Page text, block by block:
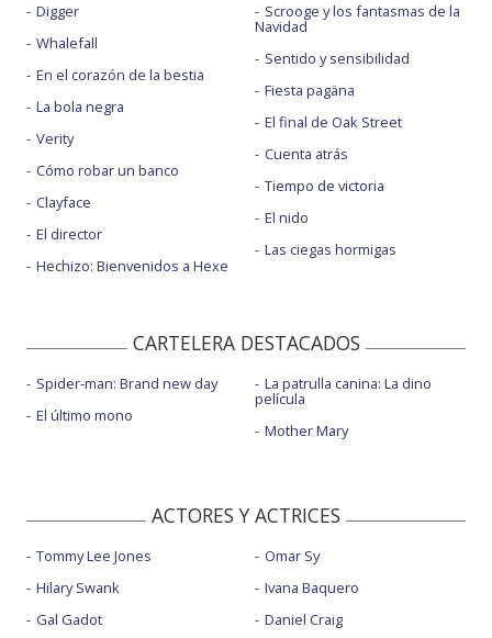
Digger
Whalefall
En el corazón de la bestia
La bola negra
Verity
Cómo robar un banco
Clayface
El director
Hechizo: Bienvenidos a Hexe
Scrooge y los fantasmas de la
Navidad
Sentido y sensibilidad
Fiesta pagäna
El final de Oak Street
Cuenta atrás
Tiempo de victoria
El nido
Las ciegas hormigas
CARTELERA DESTACADOS
Spider-man: Brand new day
El último mono
La patrulla canina: La dino
película
Mother Mary
ACTORES Y ACTRICES
Tommy Lee Jones
Hilary Swank
Gal Gadot
Omar Sy
Ivana Baquero
Daniel Craig